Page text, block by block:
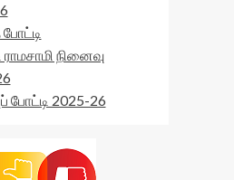
நினைவு
போட்டி 2025-26